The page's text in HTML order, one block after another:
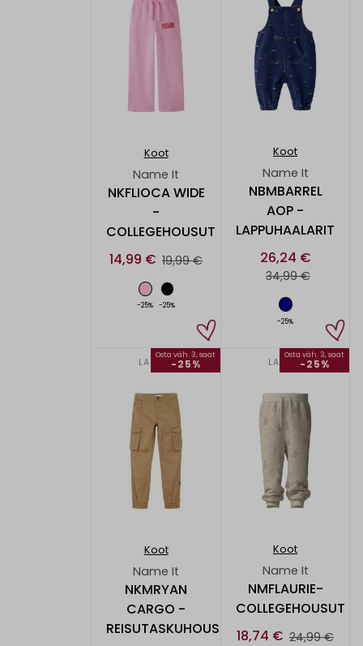
Koot
Name It
NKFLIOCA WIDE
-
COLLEGEHOUSUT
14,99 € 19,99 €
-25% -25%
Koot
Name It
NBMBARREL
AOP -
LAPPUHAALARIT
26,24 €
34,99 €
-25%
LAPSET
Osta väh. 3, saat
-25%
Koot
Name It
NKMRYAN
CARGO -
REISUTASKUHOUSUT
LAPSET
Osta väh. 3, saat
-25%
Koot
Name It
NMFLAURIE-
COLLEGEHOUSUT
18,74 € 24,99 €